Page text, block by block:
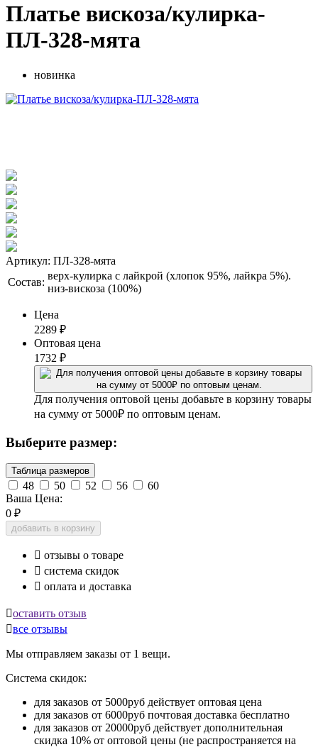
Платье вискоза/кулирка-
ПЛ-328-мята
новинка
Артикул: ПЛ-328-мята
Состав:
верх-кулирка с лайкрой (хлопок 95%, лайкра 5%).
низ-вискоза (100%)
Цена
2289 ₽
Оптовая цена
1732 ₽
Для получения оптовой цены добавьте в корзину товары
на сумму от 5000₽ по оптовым ценам.
Выберите размер:
Таблица размеров
48 50 52 56
60
Ваша Цена:
0 ₽
добавить в корзину
 отзывы о товаре
 система скидок
 оплата и доставка
оставить отзыв
все отзывы
Мы отправляем заказы от 1 вещи.
Система скидок:
для заказов от 5000руб действует оптовая цена
для заказов от 6000руб почтовая доставка бесплатно
для заказов от 20000руб действует дополнительная
скидка 10% от оптовой цены (не распространяется на